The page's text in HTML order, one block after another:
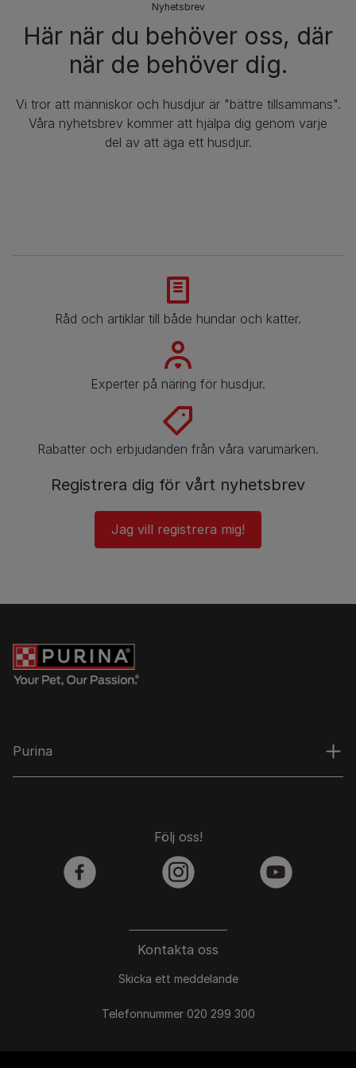
Nyhetsbrev​
Här när du behöver oss, där
när de behöver dig.
Vi tror att människor och husdjur är "bättre tillsammans".
Våra nyhetsbrev kommer att hjälpa dig genom varje
del av att äga ett husdjur.
Råd och artiklar till både hundar och katter.
Experter på näring för husdjur.
Rabatter och erbjudanden från våra varumärken.
Registrera dig för vårt nyhetsbrev
Jag vill registrera mig!
Purina
Kontakta oss
Skicka ett meddelande
Telefonnummer 020 299 300
Följ oss!
facebook instagram youtube